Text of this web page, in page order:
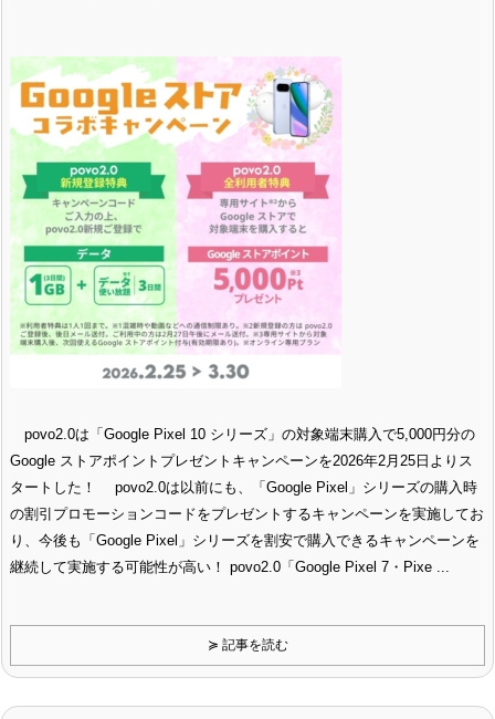
povo2.0は「Google Pixel 10 シリーズ」の対象端末購入で5,000円分の
Google ストアポイントプレゼントキャンペーンを2026年2月25日よりス
タートした！ povo2.0は以前にも、「Google Pixel」シリーズの購入時
の割引プロモーションコードをプレゼントするキャンペーンを実施してお
り、今後も「Google Pixel」シリーズを割安で購入できるキャンペーンを
継続して実施する可能性が高い！ povo2.0「Google Pixel 7・Pixe ...
≽ 記事を読む